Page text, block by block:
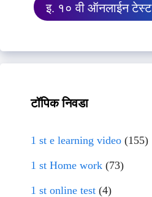
इ. १० वी ऑनलाईन टेस्ट
टॉपिक निवडा
1 st e learning video (155)
1 st Home work (73)
1 st online test (4)